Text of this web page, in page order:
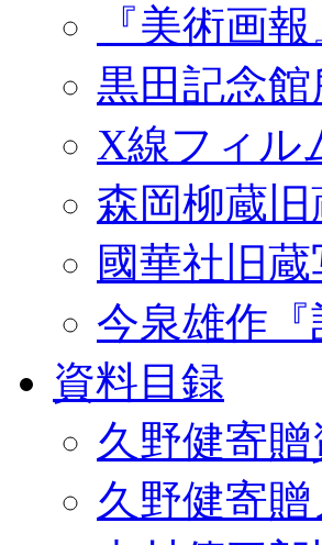
『美術画
黒田記念
X線フィル
森岡柳蔵
國華社旧
今泉雄作『
資料目録
久野健寄贈
久野健寄